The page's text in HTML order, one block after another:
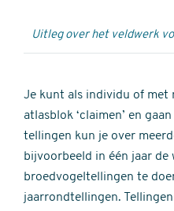
Uitleg over het veldwerk
Je kunt als individu of met
atlasblok ‘claimen’ en
tellingen kun je over
bijvoorbeeld in één jaar de
broedvogeltellingen te
jaarrondtellingen.